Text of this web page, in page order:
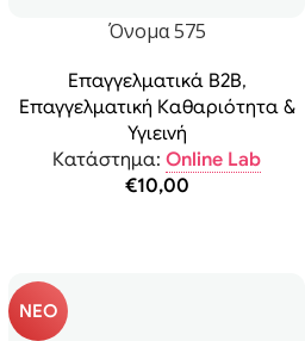
Όνομα 575
Επαγγελματικά B2B,
Επαγγελματική Καθαριότητα &
Υγιεινή
Κατάστημα:Online Lab
€10,00
ΝΕΟ